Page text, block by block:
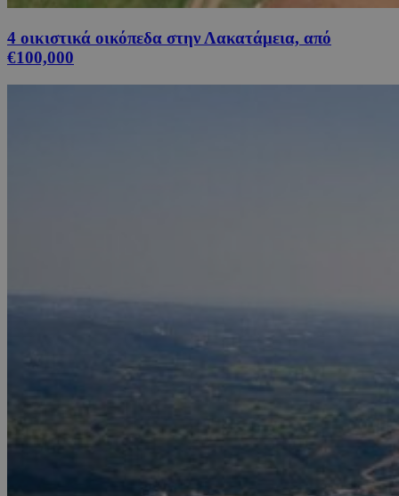
4 οικιστικά οικόπεδα στην Λακατάμεια, από
€100,000